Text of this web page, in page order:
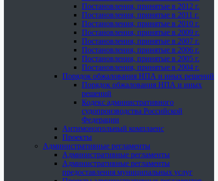
Постановления, принятые в 2012 г.
Постановления, принятые в 2011 г.
Постановления, принятые в 2010 г.
Постановления, принятые в 2009 г.
Постановления, принятые в 2007 г.
Постановления, принятые в 2006 г.
Постановления, принятые в 2005 г.
Постановления, принятые в 2004 г.
Порядок обжалования НПА и иных решений
Порядок обжалования НПА и иных
решений
Кодекс административного
судопроизводства Российской
Федерации
Антимонопольный комплаенс
Проекты
Административные регламенты
Административные регламенты
Административные регламенты
предоставления муниципальных услуг